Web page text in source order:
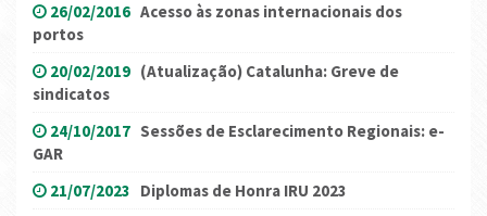
26/02/2016 Acesso às zonas internacionais dos
portos
20/02/2019 (Atualização) Catalunha: Greve de
sindicatos
24/10/2017 Sessões de Esclarecimento Regionais: e-
GAR
21/07/2023 Diplomas de Honra IRU 2023